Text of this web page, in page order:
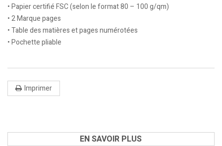
• Papier certifié FSC (selon le format 80 – 100 g/qm)
• 2 Marque pages
• Table des matières et pages numérotées
• Pochette pliable
Imprimer
EN SAVOIR PLUS